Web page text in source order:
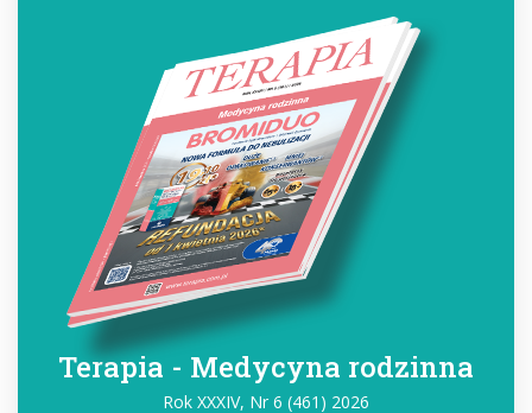
Terapia - Medycyna rodzinna
Rok XXXIV, Nr 6 (461) 2026